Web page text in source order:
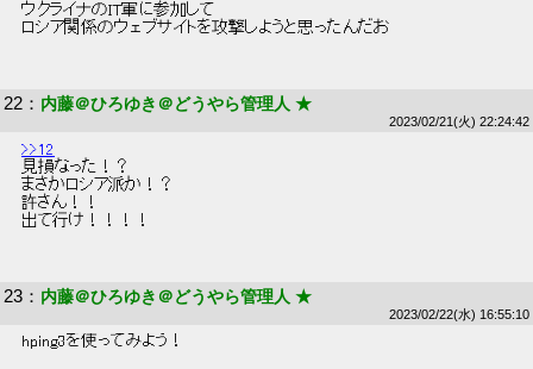
ウクライナのIT軍に参加して
ロシア関係のウェブサイトを攻撃しようと思ったんだお
22 ： 内藤＠ひろゆき＠どうやら管理人 ★
2023/02/21(火) 22:24:42
>>12
見損なった！？
まさかロシア派か！？
許さん！！
出て行け！！！！
23 ： 内藤＠ひろゆき＠どうやら管理人 ★
2023/02/22(水) 16:55:10
hping3を使ってみよう！